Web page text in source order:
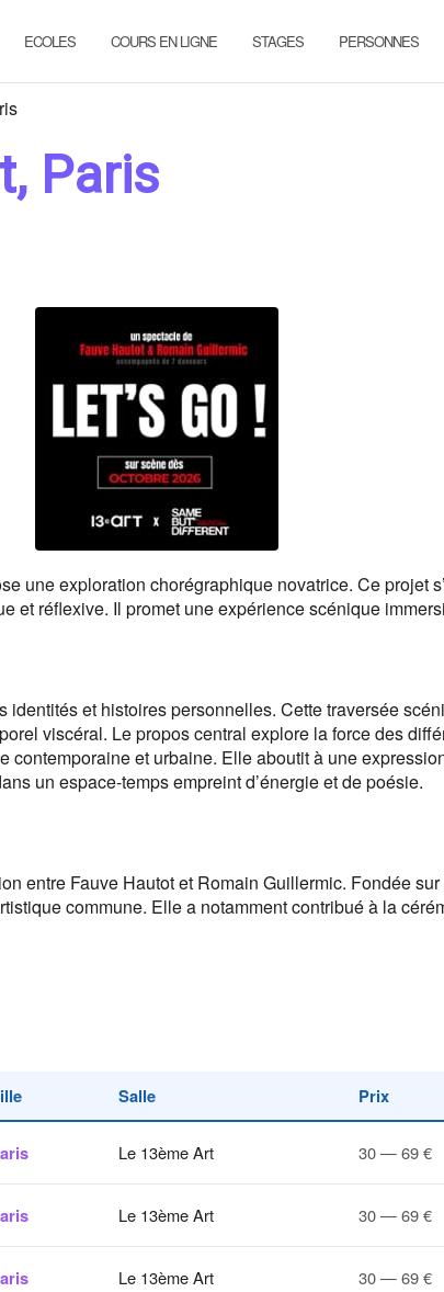
ECOLES COURS EN LIGNE STAGES PERSONNES
Paris
une exploration chorégraphique novatrice. Ce projet
et réflexive. Il promet une expérience scénique
identités et histoires personnelles. Cette traversée
viscéral. Le propos central explore la force des
et urbaine. Elle aboutit à une
un espace-temps empreint d’énergie et de poésie.
entre Fauve Hautot et Romain Guillermic. Fondée
commune. Elle a notamment contribué à la
Salle Prix
Le 13ème Art 30 — 69 €
Le 13ème Art 30 — 69 €
Le 13ème Art 30 — 69 €